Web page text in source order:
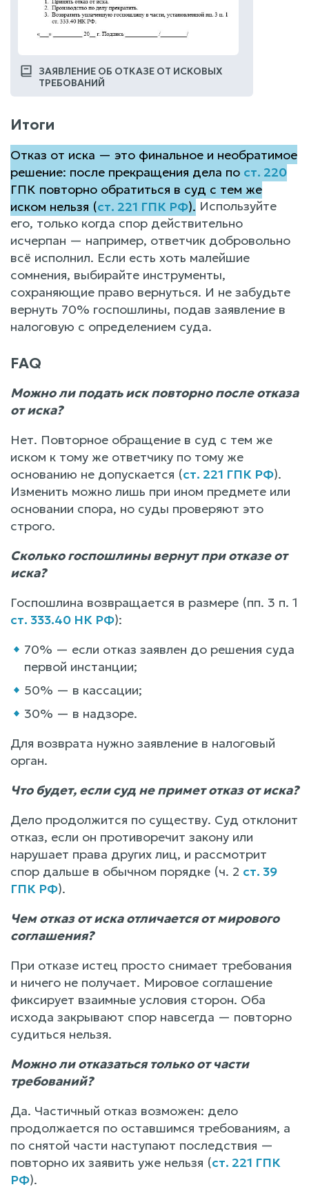
ЗАЯВЛЕНИЕ ОБ ОТКАЗЕ ОТ ИСКОВЫХ
ТРЕБОВАНИЙ
Итоги
Отказ от иска — это финальное и необратимое
решение: после прекращения дела по ст. 220
ГПК повторно обратиться в суд с тем же
иском нельзя (ст. 221 ГПК РФ). Используйте
его, только когда спор действительно
исчерпан — например, ответчик добровольно
всё исполнил. Если есть хоть малейшие
сомнения, выбирайте инструменты,
сохраняющие право вернуться. И не забудьте
вернуть 70% госпошлины, подав заявление в
налоговую с определением суда.
FAQ
Можно ли подать иск повторно после отказа
от иска?
Нет. Повторное обращение в суд с тем же
иском к тому же ответчику по тому же
основанию не допускается (ст. 221 ГПК РФ).
Изменить можно лишь при ином предмете или
основании спора, но суды проверяют это
строго.
Сколько госпошлины вернут при отказе от
иска?
Госпошлина возвращается в размере (пп. 3 п. 1
ст. 333.40 НК РФ):
70% — если отказ заявлен до решения суда
первой инстанции;
50% — в кассации;
30% — в надзоре.
Для возврата нужно заявление в налоговый
орган.
Что будет, если суд не примет отказ от иска?
Дело продолжится по существу. Суд отклонит
отказ, если он противоречит закону или
нарушает права других лиц, и рассмотрит
спор дальше в обычном порядке (ч. 2 ст. 39
ГПК РФ).
Чем отказ от иска отличается от мирового
соглашения?
При отказе истец просто снимает требования
и ничего не получает. Мировое соглашение
фиксирует взаимные условия сторон. Оба
исхода закрывают спор навсегда — повторно
судиться нельзя.
Можно ли отказаться только от части
требований?
Да. Частичный отказ возможен: дело
продолжается по оставшимся требованиям, а
по снятой части наступают последствия —
повторно их заявить уже нельзя (ст. 221 ГПК
РФ).